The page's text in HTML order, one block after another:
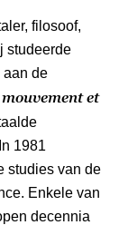
filosoof,
studeerde
aan de
et
1981
studies van de
Enkele van
decennia